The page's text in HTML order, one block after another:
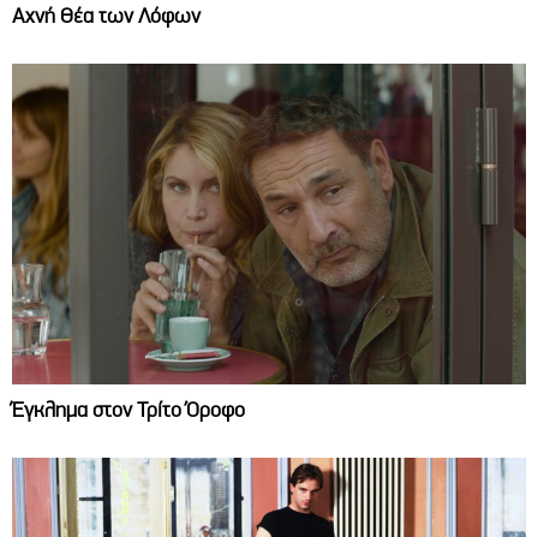
Αχνή Θέα των Λόφων
Έγκλημα στον Τρίτο Όροφο